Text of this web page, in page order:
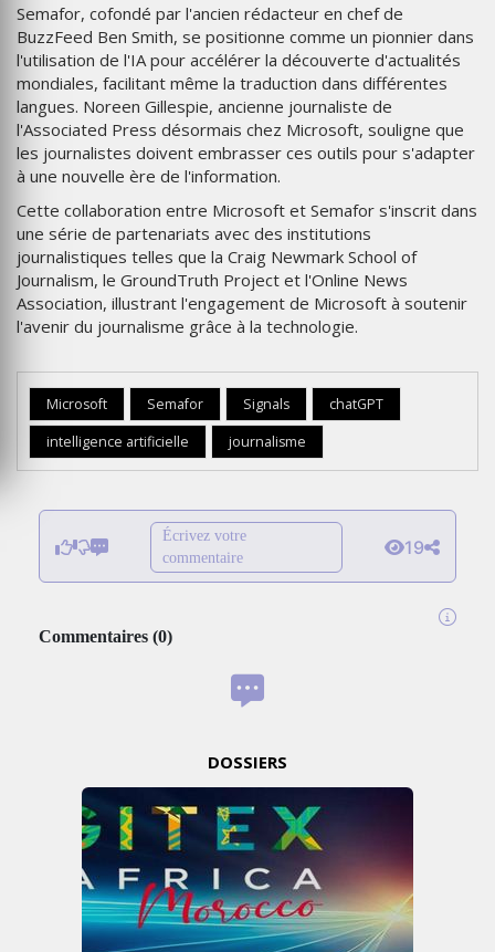
Semafor, cofondé par l'ancien rédacteur en chef de
BuzzFeed Ben Smith, se positionne comme un pionnier dans
l'utilisation de l'IA pour accélérer la découverte d'actualités
mondiales, facilitant même la traduction dans différentes
langues. Noreen Gillespie, ancienne journaliste de
l'Associated Press désormais chez Microsoft, souligne que
les journalistes doivent embrasser ces outils pour s'adapter
à une nouvelle ère de l'information.
Cette collaboration entre Microsoft et Semafor s'inscrit dans
une série de partenariats avec des institutions
journalistiques telles que la Craig Newmark School of
Journalism, le GroundTruth Project et l'Online News
Association, illustrant l'engagement de Microsoft à soutenir
l'avenir du journalisme grâce à la technologie.
Microsoft Semafor Signals
chatGPT
intelligence artificielle
journalisme
Écrivez votre
commentaire
19
Commentaires (0)
DOSSIERS